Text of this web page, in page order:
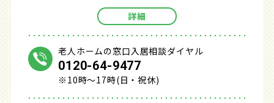
詳細
老人ホームの窓口入居相談ダイヤル
0120-64-9477
※10時～17時(日・祝休)